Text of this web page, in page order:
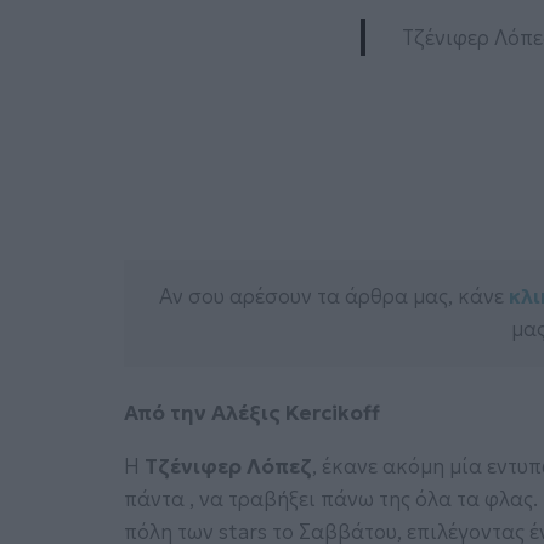
Τζένιφερ
Αν σου αρέσουν τα άρθρα μας, κάνε
Από την Αλέξις Kercikoff
Η Τζένιφερ Λόπεζ, έκανε ακόμη μία
πάντα , να τραβήξει πάνω της όλα τα
πόλη των stars το Σαββάτου, επιλέγοντας